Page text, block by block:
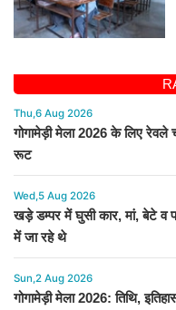
Thu,6 Aug 2026
गोगामेड़ी मेला 2026 के लिए
रूट
Wed,5 Aug 2026
खड़े डम्पर में घुसी कार, मां, बेटे व
में जा रहे थे
Sun,2 Aug 2026
गोगामेड़ी मेला 2026: तिथि,